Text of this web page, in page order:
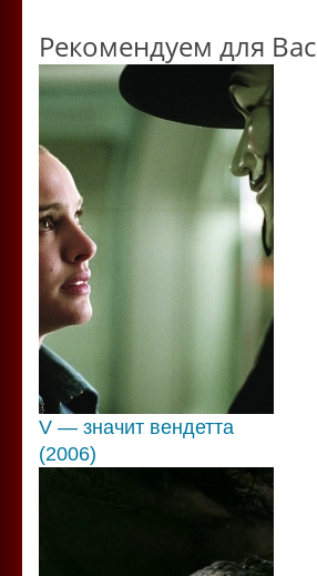
Рекомендуем для Вас
V — значит вендетта
(2006)